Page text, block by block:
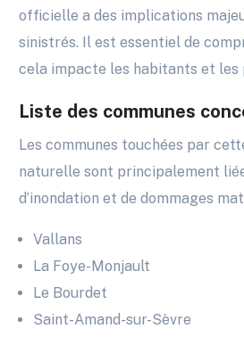
officielle a des implications
sinistrés. Il est essentiel de
cela impacte les habitants et les
Liste des communes
Les communes touchées par
naturelle sont principalement
d’inondation et de dommages
Vallans
La Foye-Monjault
Le Bourdet
Saint-Amand-sur-Sèvre